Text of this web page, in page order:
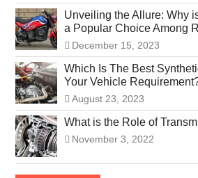
Unveiling the Allure: Why
a Popular Choice Among
December 15, 2023
Which Is The Best
Your Vehicle
August 23, 2023
What is the Role of
November 3, 2022